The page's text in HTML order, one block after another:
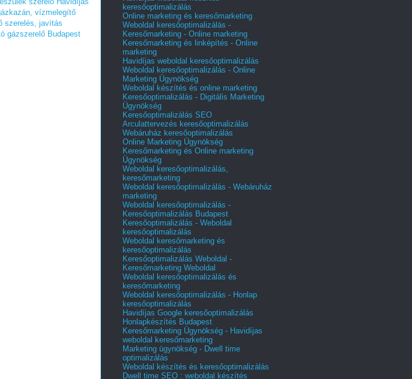
vízmelegítő
szerelés, javítás
gázszerelő Budapest
keresőoptimalizálás
Online marketing és keresőmarketing
Weboldal keresőoptimalizálás -
Keresőmarketing - Online marketing
Keresőmarketing és linképítés - Online
marketing
Havidíjas weboldal keresőoptimalizálás
Weboldal keresőoptimalizálás - Online
Marketing Ügynökség
Weboldal készítés és online marketing
Keresőoptimalizálás - Digitális Marketing
Ügynökség
Keresőoptimalizálás SEO
Arculattervezés keresőoptimalizálás
Webáruház keresőoptimalizálás
Online Marketing Ügynökség
Keresőmarketing és Online marketing
Ügynökség
Weboldal keresőoptimalizálás,
keresőmarketing
Weboldal keresőoptimalizálás - Webáruház
marketing
Weboldal keresőoptimalizálás -
Keresőoptimalizálás Budapest
Keresőoptimalizálás - Weboldal
keresőoptimalizálás
Weboldal keresőmarketing és
keresőoptimalizálás
Keresőoptimalizálás Weboldal -
Keresőmarketing Weboldal
Weboldal keresőoptimalizálás és
keresőmarketing
Weboldal keresőoptimalizálás - Honlap
keresőoptimalizálás
Havidíjas Google keresőoptimalizálás
Honlapkészítés Budapest
Keresőmarketing Ügynökség - Havidíjas
weboldal keresőmarketing
Marketing ügynökség - Dwell time
optimalizálás
Weboldal készítés és keresőoptimalizálás
Dwell time SEO : weboldal készítés